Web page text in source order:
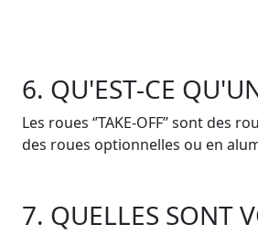
6. QU'EST-CE
Les roues ‘’TAKE-OFF’’ sont
des roues optionnelles ou en
7. QUELLES SONT